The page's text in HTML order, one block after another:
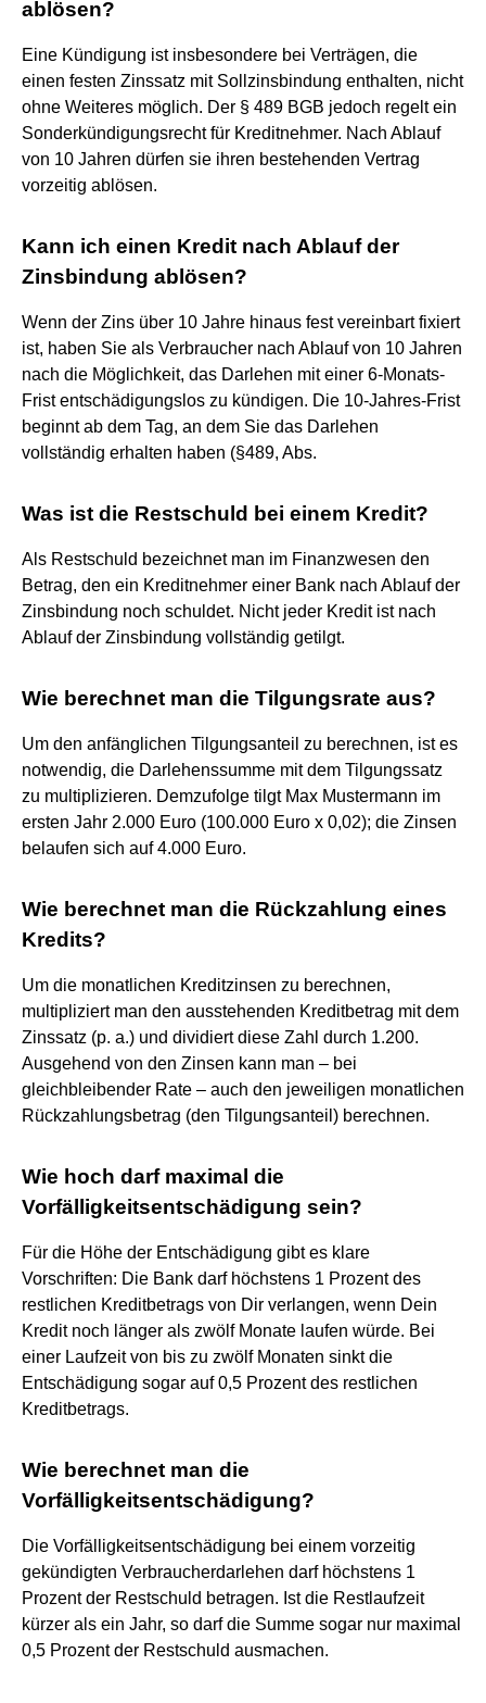
ablösen?
Eine Kündigung ist insbesondere bei Verträgen, die
einen festen Zinssatz mit Sollzinsbindung enthalten, nicht
ohne Weiteres möglich. Der § 489 BGB jedoch regelt ein
Sonderkündigungsrecht für Kreditnehmer. Nach Ablauf
von 10 Jahren dürfen sie ihren bestehenden Vertrag
vorzeitig ablösen.
Kann ich einen Kredit nach Ablauf der
Zinsbindung ablösen?
Wenn der Zins über 10 Jahre hinaus fest vereinbart fixiert
ist, haben Sie als Verbraucher nach Ablauf von 10 Jahren
nach die Möglichkeit, das Darlehen mit einer 6-Monats-
Frist entschädigungslos zu kündigen. Die 10-Jahres-Frist
beginnt ab dem Tag, an dem Sie das Darlehen
vollständig erhalten haben (§489, Abs.
Was ist die Restschuld bei einem Kredit?
Als Restschuld bezeichnet man im Finanzwesen den
Betrag, den ein Kreditnehmer einer Bank nach Ablauf der
Zinsbindung noch schuldet. Nicht jeder Kredit ist nach
Ablauf der Zinsbindung vollständig getilgt.
Wie berechnet man die Tilgungsrate aus?
Um den anfänglichen Tilgungsanteil zu berechnen, ist es
notwendig, die Darlehenssumme mit dem Tilgungssatz
zu multiplizieren. Demzufolge tilgt Max Mustermann im
ersten Jahr 2.000 Euro (100.000 Euro x 0,02); die Zinsen
belaufen sich auf 4.000 Euro.
Wie berechnet man die Rückzahlung eines
Kredits?
Um die monatlichen Kreditzinsen zu berechnen,
multipliziert man den ausstehenden Kreditbetrag mit dem
Zinssatz (p. a.) und dividiert diese Zahl durch 1.200.
Ausgehend von den Zinsen kann man – bei
gleichbleibender Rate – auch den jeweiligen monatlichen
Rückzahlungsbetrag (den Tilgungsanteil) berechnen.
Wie hoch darf maximal die
Vorfälligkeitsentschädigung sein?
Für die Höhe der Entschädigung gibt es klare
Vorschriften: Die Bank darf höchstens 1 Prozent des
restlichen Kreditbetrags von Dir verlangen, wenn Dein
Kredit noch länger als zwölf Monate laufen würde. Bei
einer Laufzeit von bis zu zwölf Monaten sinkt die
Entschädigung sogar auf 0,5 Prozent des restlichen
Kreditbetrags.
Wie berechnet man die
Vorfälligkeitsentschädigung?
Die Vorfälligkeitsentschädigung bei einem vorzeitig
gekündigten Verbraucherdarlehen darf höchstens 1
Prozent der Restschuld betragen. Ist die Restlaufzeit
kürzer als ein Jahr, so darf die Summe sogar nur maximal
0,5 Prozent der Restschuld ausmachen.